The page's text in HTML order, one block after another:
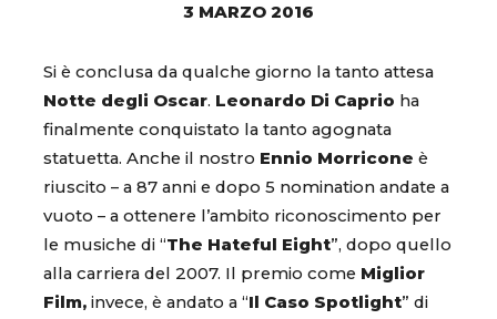
3 MARZO 2016
Si è conclusa da qualche giorno la tanto attesa
Notte degli Oscar. Leonardo Di Caprio ha
finalmente conquistato la tanto agognata
statuetta. Anche il nostro Ennio Morricone è
riuscito – a 87 anni e dopo 5 nomination andate a
vuoto – a ottenere l’ambito riconoscimento per
le musiche di “The Hateful Eight”, dopo quello
alla carriera del 2007. Il premio come Miglior
Film, invece, è andato a “Il Caso Spotlight” di